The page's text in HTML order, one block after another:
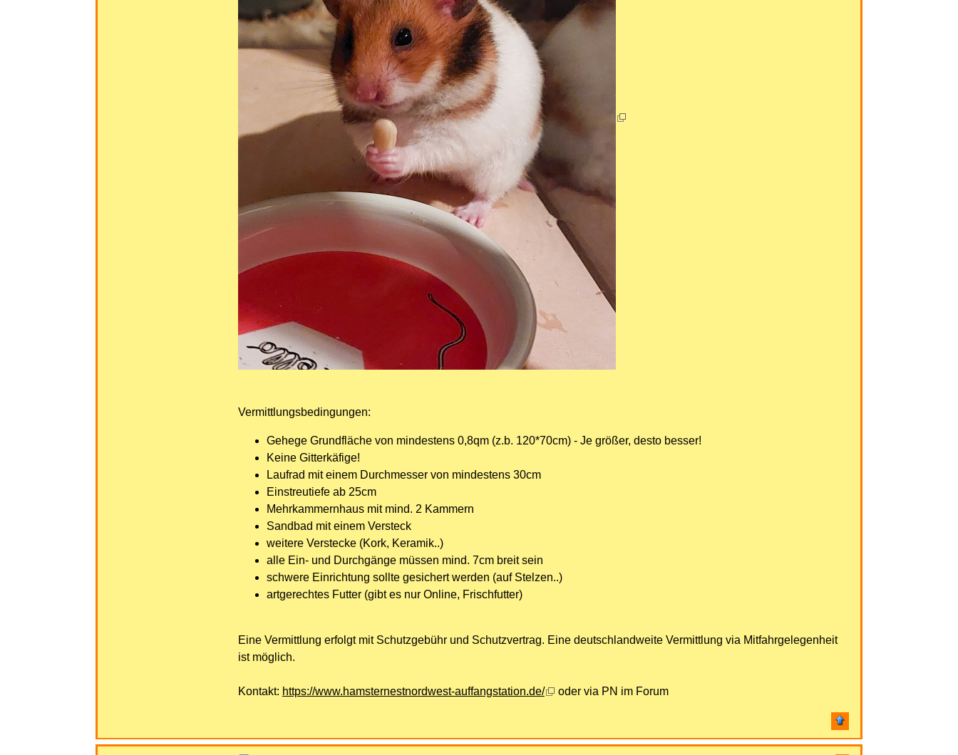
Vermittlungsbedingungen:
Gehege Grundfläche von mindestens 0,8qm (z.b. 120*70cm) - Je größer, desto besser!
Keine Gitterkäfige!
Laufrad mit einem Durchmesser von mindestens 30cm
Einstreutiefe ab 25cm
Mehrkammernhaus mit mind. 2 Kammern
Sandbad mit einem Versteck
weitere Verstecke (Kork, Keramik..)
alle Ein- und Durchgänge müssen mind. 7cm breit sein
schwere Einrichtung sollte gesichert werden (auf Stelzen..)
artgerechtes Futter (gibt es nur Online, Frischfutter)
Eine Vermittlung erfolgt mit Schutzgebühr und Schutzvertrag. Eine deutschlandweite Vermittlung via Mitfahrgelegenheit
ist möglich.
Kontakt: https://www.hamsternestnordwest-auffangstation.de/ oder via PN im Forum